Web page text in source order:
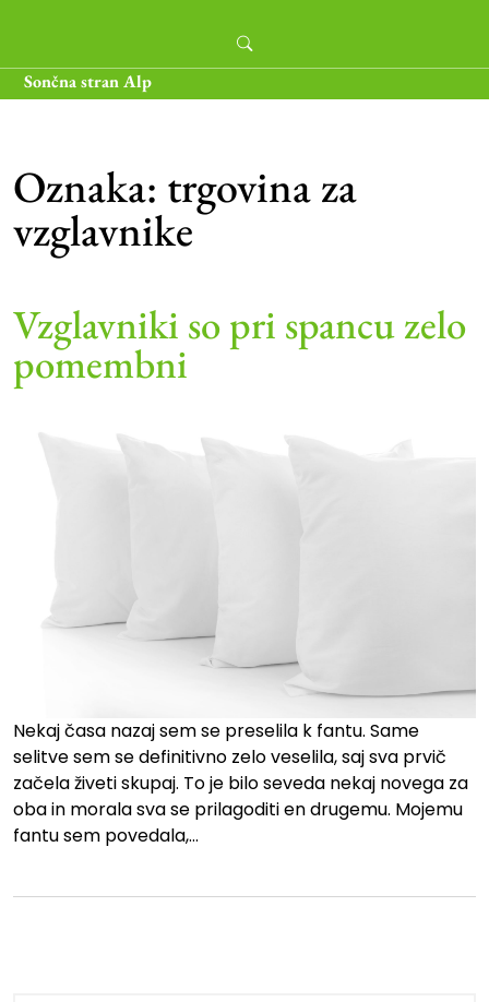
content
Sončna stran Alp
Oznaka: trgovina za
vzglavnike
Vzglavniki so pri spancu zelo
pomembni
Nekaj časa nazaj sem se preselila k fantu. Same
selitve sem se definitivno zelo veselila, saj sva prvič
začela živeti skupaj. To je bilo seveda nekaj novega za
oba in morala sva se prilagoditi en drugemu. Mojemu
fantu sem povedala,…